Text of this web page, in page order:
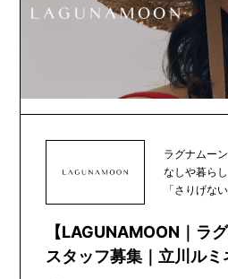
ラグナムー
なしや暮ら
「さりげな
【LAGUNAMOON｜ラ
スタッフ募集｜立川ルミ